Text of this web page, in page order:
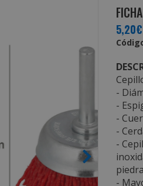
5,20€
-
-
-
-
-
-